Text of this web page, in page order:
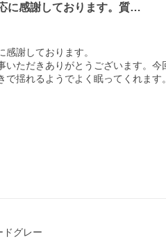
に感謝しております。質…
感謝しております。
いただきありがとうございます。
で揺れるようでよく眠ってくれま
ドグレー